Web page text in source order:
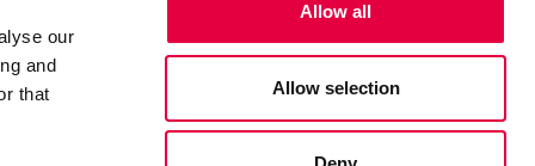
our
and
that
Allow all
Allow selection